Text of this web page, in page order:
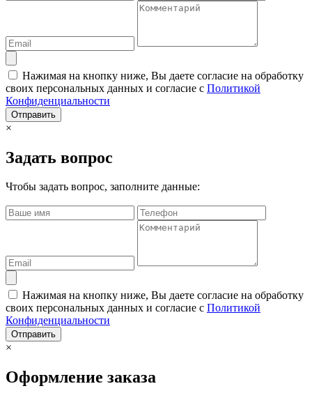
Нажимая на кнопку ниже, Вы даете согласие на обработку
своих персональных данных и согласие с Политикой
Конфиденциальности
Отправить
×
Задать вопрос
Чтобы задать вопрос, заполните данные:
Нажимая на кнопку ниже, Вы даете согласие на обработку
своих персональных данных и согласие с Политикой
Конфиденциальности
Отправить
×
Оформление заказа